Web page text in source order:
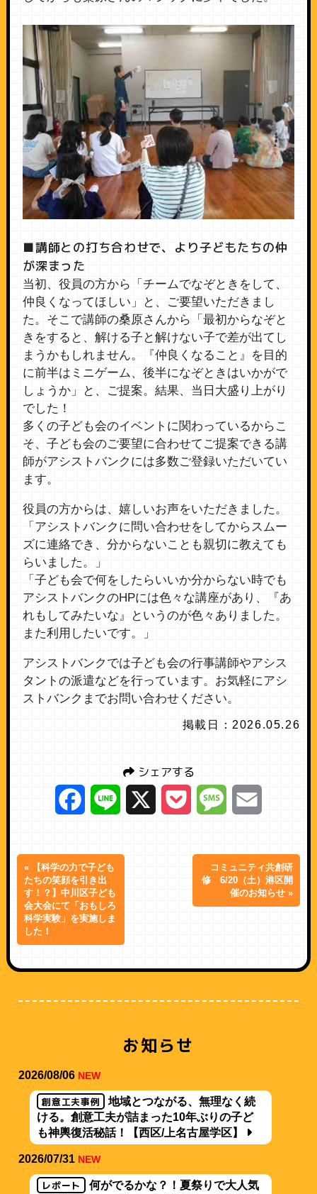
■講師との打ち合わせで、より子どもたちの仲
が深まった
当初、役員の方から「チームでなぞときをして、
仲良くなってほしい」と、ご要望いただきまし
た。そこで講師の桑原さんから「最初からなぞと
きをすると、解ける子と解けない子で差が出てし
まうかもしれません。『仲良くなること』を目的
に前半はミニゲーム、後半になぞときはいかがで
しょうか」と、ご提案。結果、当日大盛り上がり
でした！
多くの子ども会のイベントに関わっているからこ
そ、子ども会のご要望に合わせてご提案できる講
師がアシストバンクには多数ご登録いただいてい
ます。
役員の方からは、嬉しいお声をいただきました。
「アシストバンクに問い合わせをしてからスムー
ズに連絡でき、分からないことも親切に教えても
らいました。」
「子ども会で何をしたらいいか分からない時でも
アシストバンクのHPには色々な講座があり、『あ
れもしてみたいな』というのが色々ありました。
また利用したいです。」
アシストバンクでは子ども会の行事講師やアシス
タントの派遣などを行っています。お気軽にアシ
ストバンクまでお問い合わせください。
掲載日：2026.05.26
シェアする
Facebook
Line Pocket Message
« 【科学の力で子ども
たちの笑顔を引き出
す！？】中川区子ども
会大会にて「おもしろ
科学実験」を実施しま
した！
コミュニティ共創研
修 6/20（土）港区開
催のお知らせ »
お知らせ
2026/08/06 NEW
創意工夫事例
地域とつながる、無理なく続
ける。創意工夫が詰まった10年ぶりの子ど
も神輿復活秘話！【西区/上名古屋学区】
2026/07/31 NEW
レポート
何がでるかな？！夏祭りで大人気